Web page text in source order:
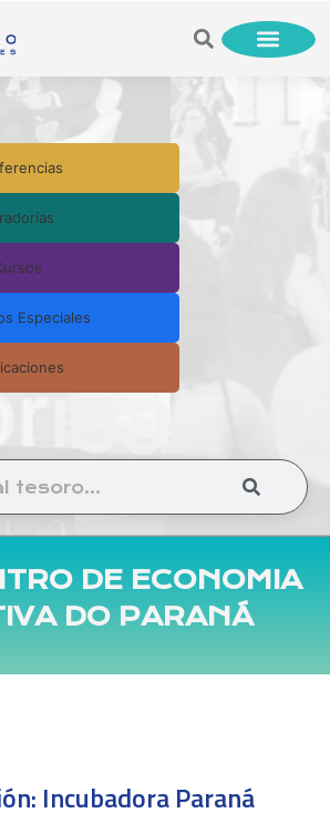
Especiales
DE ECONOMIA
DO PARANÁ
Incubadora Paraná